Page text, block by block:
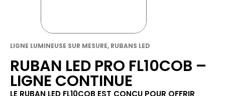
LIGNE LUMINEUSE SUR MESURE, RUBANS LED
RUBAN LED PRO FL10COB –
LIGNE CONTINUE